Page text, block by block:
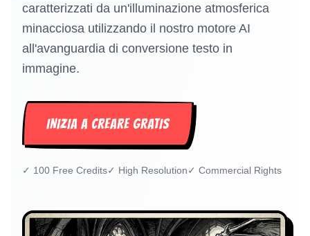
caratterizzati da un'illuminazione atmosferica
minacciosa utilizzando il nostro motore AI
all'avanguardia di conversione testo in
immagine.
INIZIA A CREARE GRATIS
✓ 100 Free Credits✓ High Resolution✓ Commercial Rights